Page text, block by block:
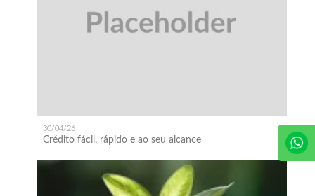
30/04/26
Crédito fácil, rápido e ao seu alcance